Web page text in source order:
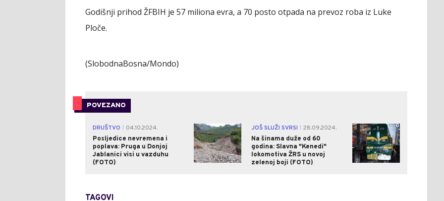
Godišnji prihod ŽFBIH je 57 miliona evra, a 70 posto otpada na prevoz roba iz Luke
Ploče.
(SlobodnaBosna/Mondo)
POVEZANO
DRUŠTVO
04.10.2024.
Posljedice nevremena i
poplava: Pruga u Donjoj
Јablanici visi u vazduhu
(FOTO)
0 JOŠ SLUŽI SVRSI
28.09.2024.
Na šinama duže od 60
godina: Slavna "Kenedi"
lokomotiva ŽRS u novoj
zelenoj boji (FOTO)
0
TAGOVI